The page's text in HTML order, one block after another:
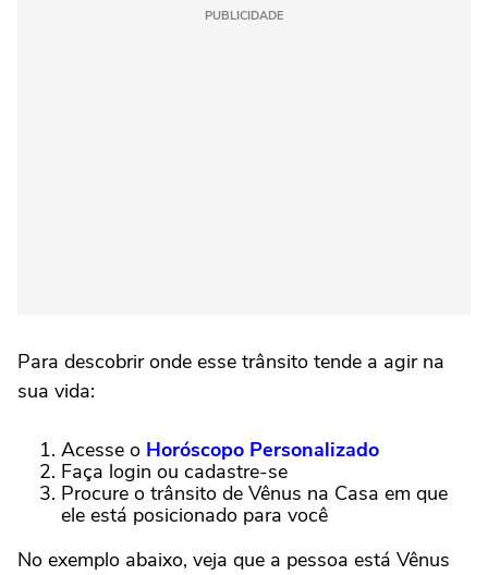
PUBLICIDADE
Para descobrir onde esse trânsito tende a agir na
sua vida:
Acesse o Horóscopo Personalizado
Faça login ou cadastre-se
Procure o trânsito de Vênus na Casa em que
ele está posicionado para você
No exemplo abaixo, veja que a pessoa está Vênus